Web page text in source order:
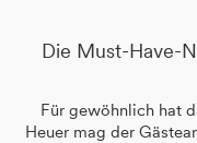
Die Must-Have-
Für gewöhnlich hat
Heuer mag der